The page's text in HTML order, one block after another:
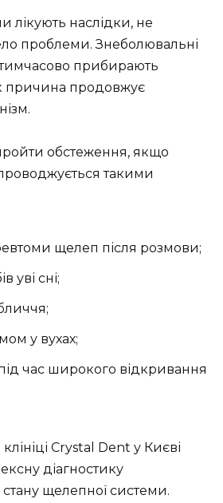
лікують наслідки, не
проблеми. Знеболювальні
прибирають
причина продовжує
обстеження, якщо
такими
щелеп після розмови;
уві сні;
у вухах;
час широкого відкривання
Crystal Dent у Києві
діагностику
щелепної системи.